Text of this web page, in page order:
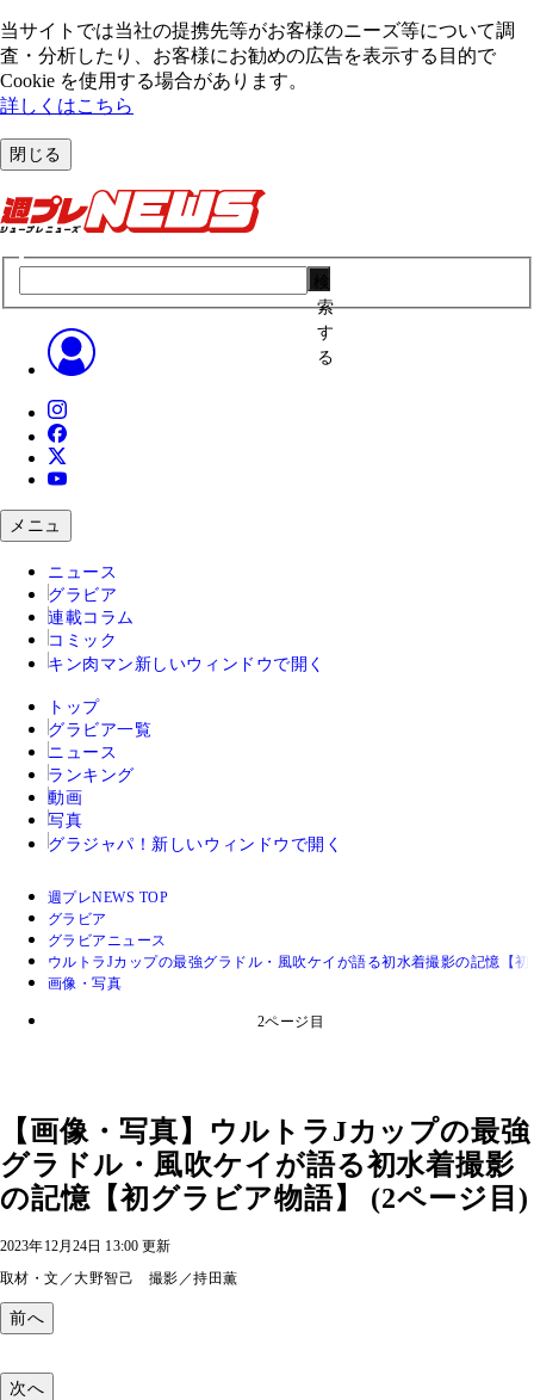
当サイトでは当社の提携先等がお客様のニーズ等について調
査・分析したり、お客様にお勧めの広告を表⽰する⽬的で
Cookie を使⽤する場合があります。
詳しくはこちら
閉じる
索
す
る
メニュ
ニュース
グラビア
連載コラム
コミック
キン肉マン 新しいウィンドウで開く
トップ
グラビア一覧
ニュース
ランキング
動画
写真
グラジャパ！ 新しいウィンドウで開く
週プレNEWS TOP
グラビア
グラビアニュース
ウルトラJカップの最強グラドル・風吹ケイが語る初水着撮影の記憶【
画像・写真
2ページ目
【画像・写真】ウルトラJカップの最強
グラドル・風吹ケイが語る初水着撮影
の記憶【初グラビア物語】 (2ページ目)
2023年12月24日 13:00 更新
取材・文／大野智己 撮影／持田薫
前へ
次へ